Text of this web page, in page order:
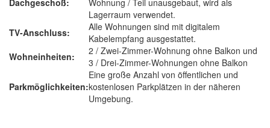
Dachgeschoß:
Wohnung / Teil unausgebaut, wird als
Lagerraum verwendet.
TV-Anschluss:
Alle Wohnungen sind mit digitalem
Kabelempfang ausgestattet.
Wohneinheiten:
2 / Zwei-Zimmer-Wohnung ohne Balkon und
3 / Drei-Zimmer-Wohnungen ohne Balkon
Parkmöglichkeiten:
Eine große Anzahl von öffentlichen und
kostenlosen Parkplätzen in der näheren
Umgebung.